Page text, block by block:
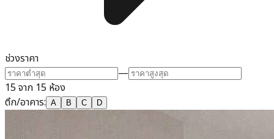
ช่วงราคา
—
15 จาก 15 ห้อง
ตึก/อาคาร: A B C D